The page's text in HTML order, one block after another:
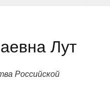
Лут
Российской